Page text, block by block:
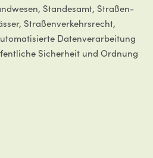
Standesamt, Straßen-
Straßenverkehrsrecht,
Datenverarbeitung
Sicherheit und Ordnung